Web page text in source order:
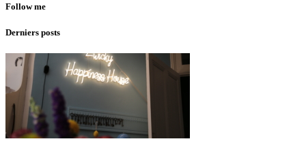
Follow me
Derniers posts